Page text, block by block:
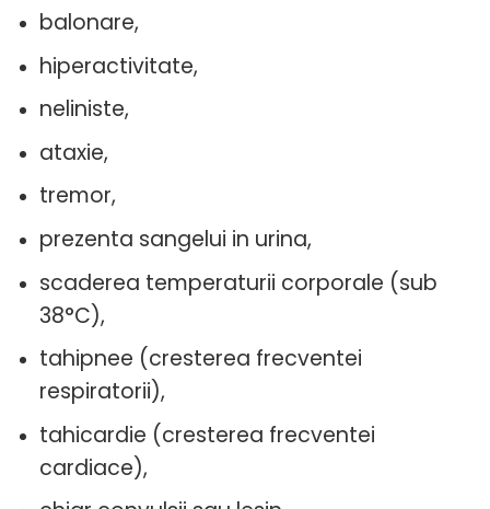
balonare,
hiperactivitate,
neliniste,
ataxie,
tremor,
prezenta sangelui in urina,
scaderea temperaturii corporale (sub
38°C),
tahipnee (cresterea frecventei
respiratorii),
tahicardie (cresterea frecventei
cardiace),